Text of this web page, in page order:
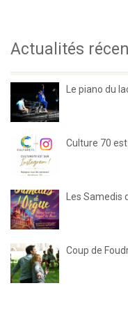
Actualités
Le piano du
Culture 70
Les Samedis
Coup de